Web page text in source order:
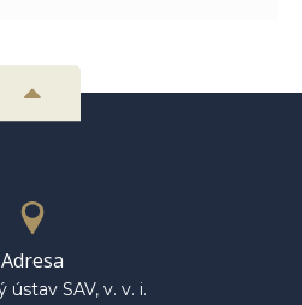
Adresa
ústav SAV, v. v. i.